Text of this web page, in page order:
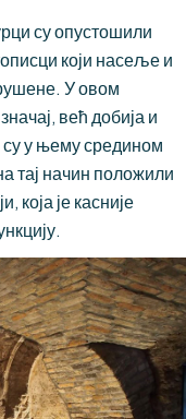
су опустошили
који насеље и
У овом
већ добија и
су у њему средином
тај начин положили
је касније